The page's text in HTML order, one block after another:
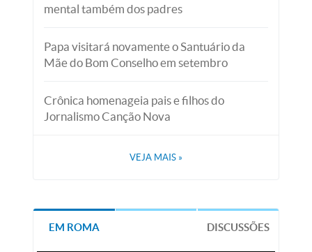
mental também dos padres
Papa visitará novamente o Santuário da
Mãe do Bom Conselho em setembro
Crônica homenageia pais e filhos do
Jornalismo Canção Nova
VEJA MAIS »
EM ROMA DISCUSSÕES